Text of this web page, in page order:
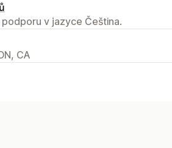
v jazyce Čeština.
CA